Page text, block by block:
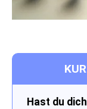
Hast du